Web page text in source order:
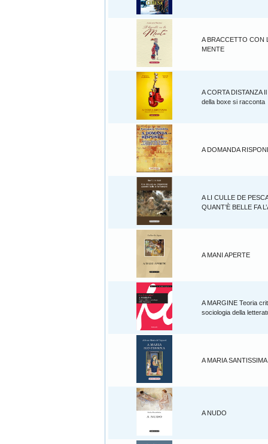
A BRACCETTO CON
MENTE
A CORTA DISTANZA
della boxe si racconta
A DOMANDA
A LI CULLE DE
QUANT’È BELLE FA
A MANI APERTE
A MARGINE Teoria
sociologia della
A MARIA SANTISSIMA
A NUDO